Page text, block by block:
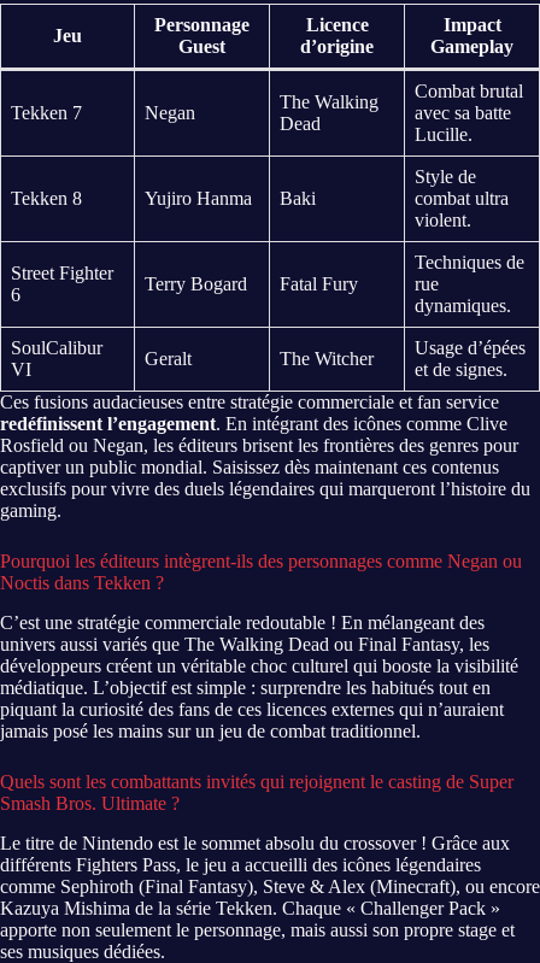
Jeu
Personnage
Guest
Licence
d’origine
Impact
Gameplay
Tekken 7 Negan
The Walking
Dead
Combat brutal
avec sa batte
Lucille.
Tekken 8 Yujiro Hanma Baki
Style de
combat ultra
violent.
Street Fighter
6
Terry Bogard Fatal Fury
Techniques de
rue
dynamiques.
SoulCalibur
VI
Geralt The Witcher
Usage d’épées
et de signes.
Ces fusions audacieuses entre stratégie commerciale et fan service
redéfinissent l’engagement. En intégrant des icônes comme Clive
Rosfield ou Negan, les éditeurs brisent les frontières des genres pour
captiver un public mondial. Saisissez dès maintenant ces contenus
exclusifs pour vivre des duels légendaires qui marqueront l’histoire du
gaming.
Pourquoi les éditeurs intègrent-ils des personnages comme Negan ou
Noctis dans Tekken ?
C’est une stratégie commerciale redoutable ! En mélangeant des
univers aussi variés que The Walking Dead ou Final Fantasy, les
développeurs créent un véritable choc culturel qui booste la visibilité
médiatique. L’objectif est simple : surprendre les habitués tout en
piquant la curiosité des fans de ces licences externes qui n’auraient
jamais posé les mains sur un jeu de combat traditionnel.
Quels sont les combattants invités qui rejoignent le casting de Super
Smash Bros. Ultimate ?
Le titre de Nintendo est le sommet absolu du crossover ! Grâce aux
différents Fighters Pass, le jeu a accueilli des icônes légendaires
comme Sephiroth (Final Fantasy), Steve & Alex (Minecraft), ou encore
Kazuya Mishima de la série Tekken. Chaque « Challenger Pack »
apporte non seulement le personnage, mais aussi son propre stage et
ses musiques dédiées.